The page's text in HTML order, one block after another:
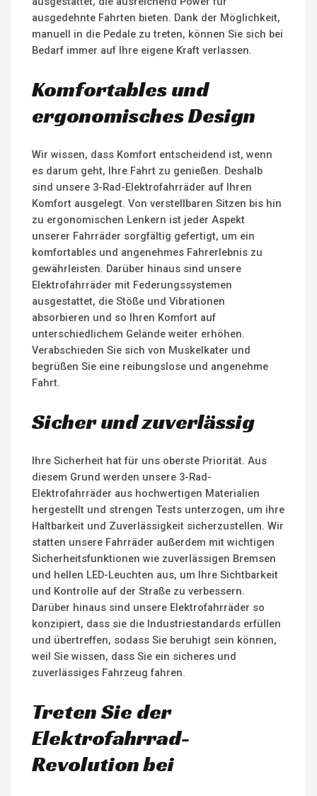
ausgedehnte Fahrten bieten. Dank der Möglichkeit,
manuell in die Pedale zu treten, können Sie sich bei
Bedarf immer auf Ihre eigene Kraft verlassen.
Komfortables und
ergonomisches Design
Wir wissen, dass Komfort entscheidend ist, wenn
es darum geht, Ihre Fahrt zu genießen. Deshalb
sind unsere 3-Rad-Elektrofahrräder auf Ihren
Komfort ausgelegt. Von verstellbaren Sitzen bis hin
zu ergonomischen Lenkern ist jeder Aspekt
unserer Fahrräder sorgfältig gefertigt, um ein
komfortables und angenehmes Fahrerlebnis zu
gewährleisten. Darüber hinaus sind unsere
Elektrofahrräder mit Federungssystemen
ausgestattet, die Stöße und Vibrationen
absorbieren und so Ihren Komfort auf
unterschiedlichem Gelände weiter erhöhen.
Verabschieden Sie sich von Muskelkater und
begrüßen Sie eine reibungslose und angenehme
Fahrt.
Sicher und zuverlässig
Ihre Sicherheit hat für uns oberste Priorität. Aus
diesem Grund werden unsere 3-Rad-
Elektrofahrräder aus hochwertigen Materialien
hergestellt und strengen Tests unterzogen, um ihre
Haltbarkeit und Zuverlässigkeit sicherzustellen. Wir
statten unsere Fahrräder außerdem mit wichtigen
Sicherheitsfunktionen wie zuverlässigen Bremsen
und hellen LED-Leuchten aus, um Ihre Sichtbarkeit
und Kontrolle auf der Straße zu verbessern.
Darüber hinaus sind unsere Elektrofahrräder so
konzipiert, dass sie die Industriestandards erfüllen
und übertreffen, sodass Sie beruhigt sein können,
weil Sie wissen, dass Sie ein sicheres und
zuverlässiges Fahrzeug fahren.
Treten Sie der
Elektrofahrrad-
Revolution bei